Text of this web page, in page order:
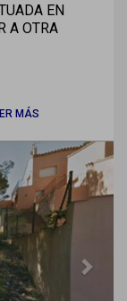
EN
A OTRA
MÁS
Next